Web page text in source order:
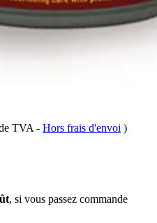
TVA - Hors frais d'envoi )
, si vous passez commande